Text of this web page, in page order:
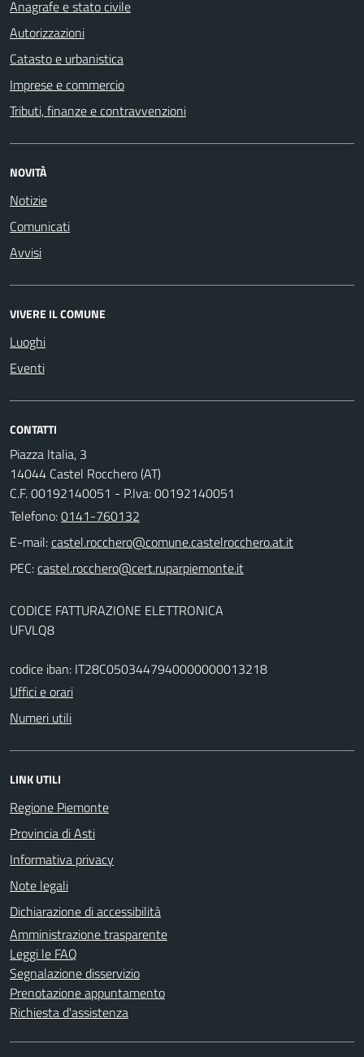
Anagrafe e stato civile
Autorizzazioni
Catasto e urbanistica
Imprese e commercio
Tributi, finanze e contravvenzioni
NOVITÀ
Notizie
Comunicati
Avvisi
VIVERE IL COMUNE
Luoghi
Eventi
CONTATTI
Piazza Italia, 3
14044 Castel Rocchero (AT)
C.F. 00192140051 - P.Iva: 00192140051
Telefono:0141-760132
E-mail:
PEC:
CODICE FATTURAZIONE ELETTRONICA
UFVLQ8
codice iban: IT28C0503447940000000013218
Uffici e orari
Numeri utili
LINK UTILI
Regione Piemonte
Provincia di Asti
Informativa privacy
Note legali
Dichiarazione di accessibilità
Amministrazione trasparente
Leggi le FAQ
Segnalazione disservizio
Prenotazione appuntamento
Richiesta d'assistenza